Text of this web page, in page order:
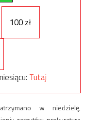
100 zł
Tutaj
w niedzielę,